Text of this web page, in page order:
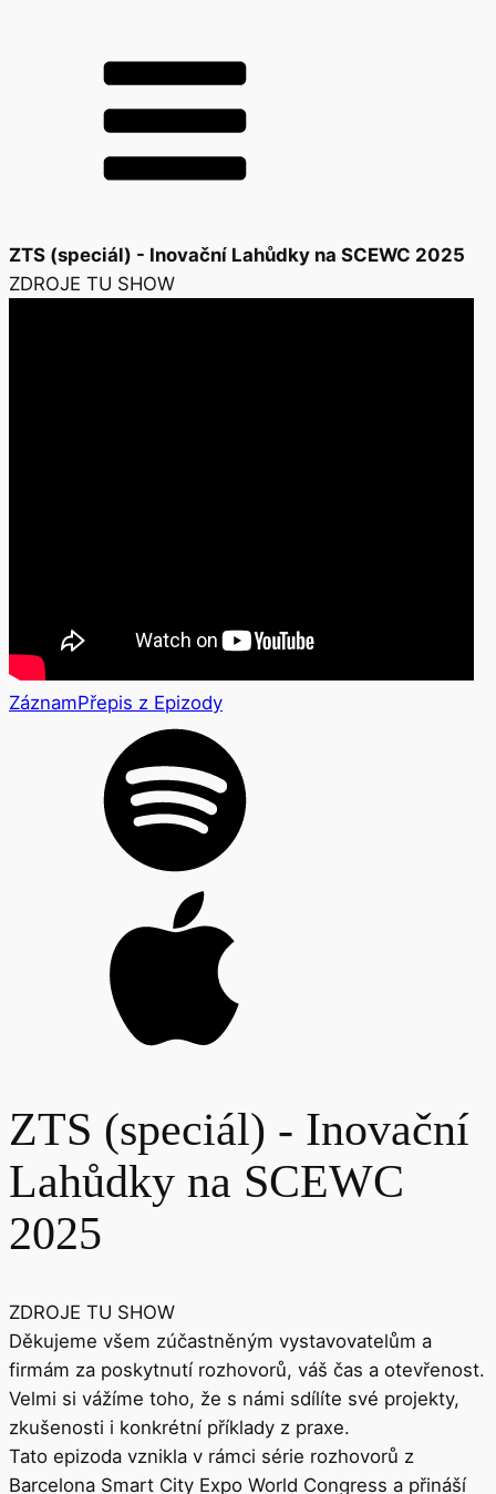
ZTS (speciál) - Inovační Lahůdky na SCEWC 2025
ZDROJE TU SHOW
ZáznamPřepis z Epizody
ZTS (speciál) - Inovační
Lahůdky na SCEWC
2025
ZDROJE TU SHOW
Děkujeme všem zúčastněným vystavovatelům a
firmám za poskytnutí rozhovorů, váš čas a otevřenost.
Velmi si vážíme toho, že s námi sdílíte své projekty,
zkušenosti i konkrétní příklady z praxe.
Tato epizoda vznikla v rámci série rozhovorů z
Barcelona Smart City Expo World Congress a přináší